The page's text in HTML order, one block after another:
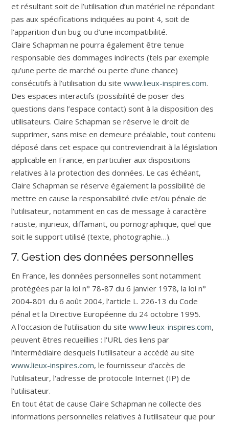
et résultant soit de l’utilisation d’un matériel ne répondant
pas aux spécifications indiquées au point 4, soit de
l’apparition d’un bug ou d’une incompatibilité.
Claire Schapman ne pourra également être tenue
responsable des dommages indirects (tels par exemple
qu’une perte de marché ou perte d’une chance)
consécutifs à l’utilisation du sitewww.lieux-inspires.com.
Des espaces interactifs (possibilité de poser des
questions dans l’espace contact) sont à la disposition des
utilisateurs. Claire Schapman se réserve le droit de
supprimer, sans mise en demeure préalable, tout contenu
déposé dans cet espace qui contreviendrait à la législation
applicable en France, en particulier aux dispositions
relatives à la protection des données. Le cas échéant,
Claire Schapman se réserve également la possibilité de
mettre en cause la responsabilité civile et/ou pénale de
l’utilisateur, notamment en cas de message à caractère
raciste, injurieux, diffamant, ou pornographique, quel que
soit le support utilisé (texte, photographie…).
7. Gestion des données personnelles
En France, les données personnelles sont notamment
protégées par la loi n° 78-87 du 6 janvier 1978, la loi n°
2004-801 du 6 août 2004, l'article L. 226-13 du Code
pénal et la Directive Européenne du 24 octobre 1995.
A l'occasion de l'utilisation du sitewww.lieux-inspires.com,
peuvent êtres recueillies : l'URL des liens par
l'intermédiaire desquels l'utilisateur a accédé au site
www.lieux-inspires.com, le fournisseur d'accès de
l'utilisateur, l'adresse de protocole Internet (IP) de
l'utilisateur.
En tout état de cause Claire Schapman ne collecte des
informations personnelles relatives à l'utilisateur que pour